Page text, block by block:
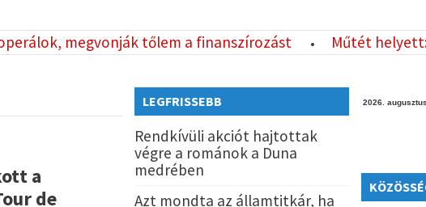
megvonják tőlem a finanszírozást • Műtét helyett:
a
de
LEGFRISSEBB
Rendkívüli akciót hajtottak
végre a románok a Duna
medrében
Azt mondta az államtitkár, ha
2026.